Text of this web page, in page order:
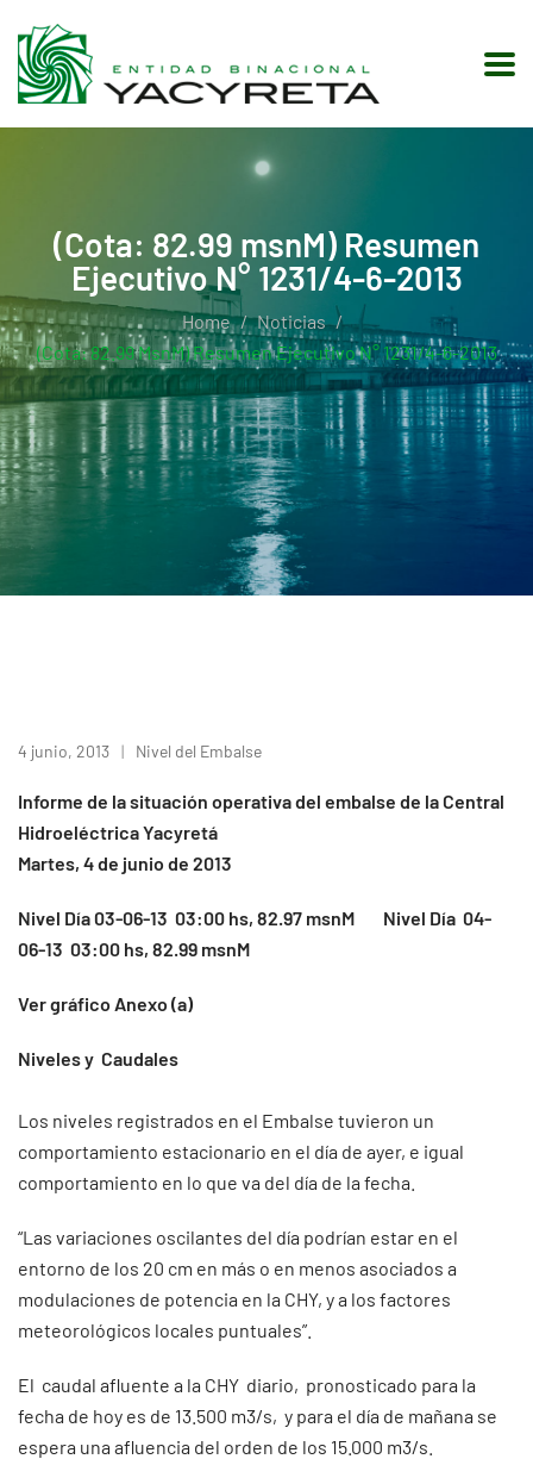
(Cota: 82.99 msnM) Resumen
Ejecutivo N° 1231/4-6-2013
Home
Noticias
(Cota: 82.99 MsnM) Resumen Ejecutivo N° 1231/4-6-2013
4 junio, 2013 Nivel del Embalse
Informe de la situación operativa del embalse de la Central
Hidroeléctrica Yacyretá
Martes, 4 de junio de 2013
Nivel Día 03-06-13 03:00 hs, 82.97 msnM Nivel Día 04-
06-13 03:00 hs, 82.99 msnM
Ver gráfico Anexo (a)
Niveles y Caudales
Los niveles registrados en el Embalse tuvieron un
comportamiento estacionario en el día de ayer, e igual
comportamiento en lo que va del día de la fecha.
“Las variaciones oscilantes del día podrían estar en el
entorno de los 20 cm en más o en menos asociados a
modulaciones de potencia en la CHY, y a los factores
meteorológicos locales puntuales”.
El caudal afluente a la CHY diario, pronosticado para la
fecha de hoy es de 13.500 m3/s, y para el día de mañana se
espera una afluencia del orden de los 15.000 m3/s.